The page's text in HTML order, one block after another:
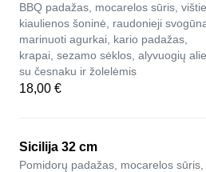
BBQ padažas, mocarelos sūris,
kiaulienos šoninė, raudonieji
marinuoti agurkai, kario padažas,
krapai, sezamo sėklos, alyvuogių
su česnaku ir žolelėmis
18,00 €
Sicilija 32 cm
Pomidorų padažas, mocarelos sūris,